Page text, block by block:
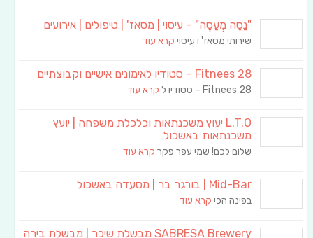
"נַסֵּה מְעַסֶּה" – עיסוי | מסאז' | טיפולים | אירועים
שירותי מסאז' ו עיסוי קרא עוד
Fitnees 28 – סטודיו לאימונים אישיים וקבוצתיים
Fitnees 28 – סטודיו ל קרא עוד
L.T.O יעוץ משכנתאות וכלכלת משפחה | יועץ
משכנתאות באשכול
שלום לכם! שמי עפר פקר קרא עוד
Mid-Bar | בורגר בר | מסעדה באשכול
בפינה הכי קרא עוד
SABRESA Brewery מבשלת שיכר | מבשלת בירה